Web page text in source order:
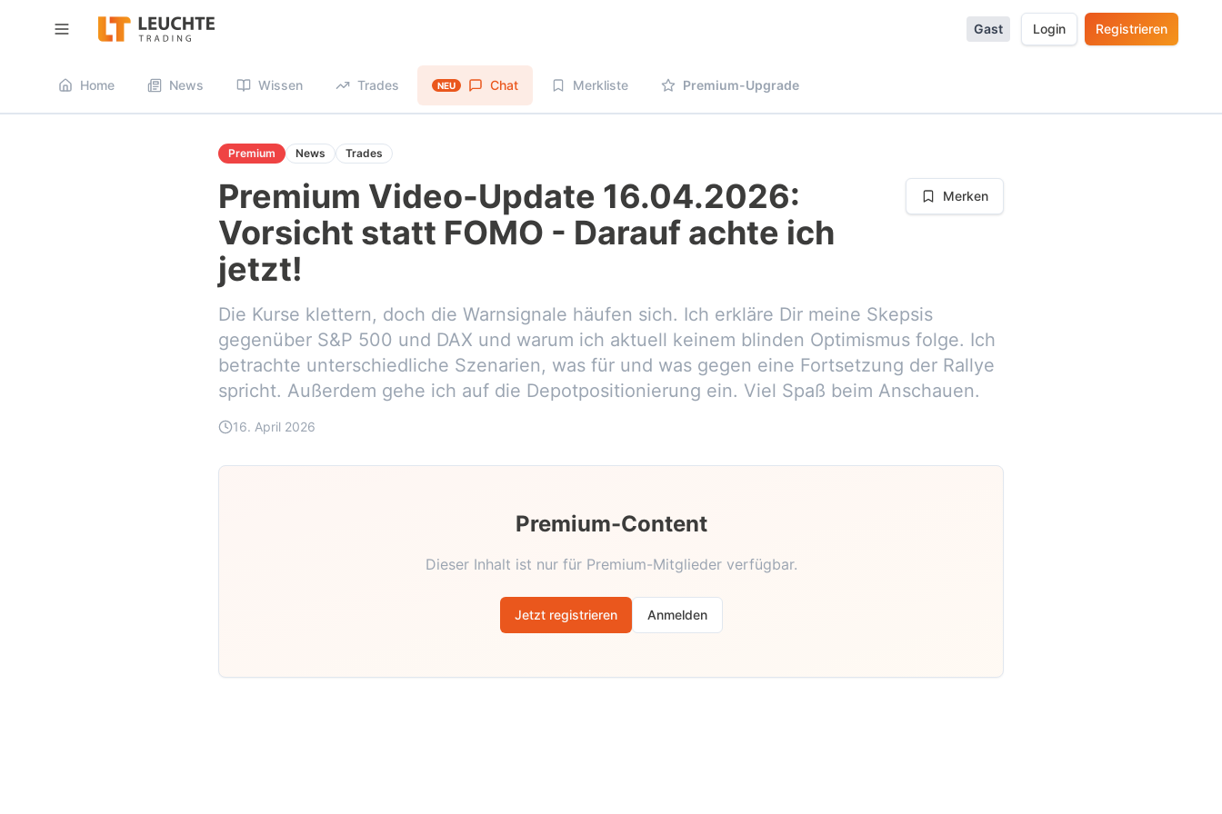
Menü öffnen Gast Login Registrieren
Home News Wissen Trades NEU Chat Merkliste Premium-Upgrade
Premium News Trades
Premium Video-Update 16.04.2026:
Vorsicht statt FOMO - Darauf achte ich
jetzt!
Merken
Die Kurse klettern, doch die Warnsignale häufen sich. Ich erkläre Dir meine Skepsis
gegenüber S&P 500 und DAX und warum ich aktuell keinem blinden Optimismus folge. Ich
betrachte unterschiedliche Szenarien, was für und was gegen eine Fortsetzung der Rallye
spricht. Außerdem gehe ich auf die Depotpositionierung ein. Viel Spaß beim Anschauen.
16. April 2026
Premium-Content
Dieser Inhalt ist nur für Premium-Mitglieder verfügbar.
Jetzt registrieren Anmelden